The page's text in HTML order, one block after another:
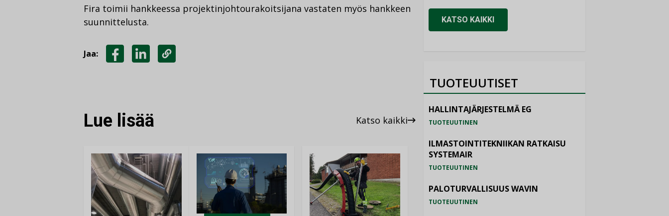
Fira toimii hankkeessa projektinjohtourakoitsijana vastaten myös hankkeen
suunnittelusta.
Jaa:
Lue lisää Katso kaikki
KATSO KAIKKI
TUOTEUUTISET
HALLINTAJÄRJESTELMÄ EG
TUOTEUUTINEN
ILMASTOINTITEKNIIKAN RATKAISU
SYSTEMAIR
TUOTEUUTINEN
PALOTURVALLISUUS WAVIN
TUOTEUUTINEN